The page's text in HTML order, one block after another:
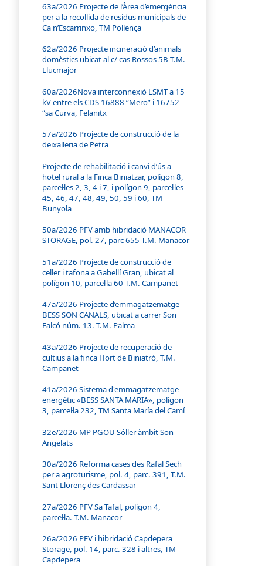
63a/2026 Projecte de l’Àrea d’emergència
per a la recollida de residus municipals de
Ca n’Escarrinxo, TM Pollença
62a/2026 Projecte incineració d’animals
domèstics ubicat al c/ cas Rossos 5B T.M.
Llucmajor
60a/2026Nova interconnexió LSMT a 15
kV entre els CDS 16888 “Mero” i 16752
“sa Curva, Felanitx
57a/2026 Projecte de construcció de la
deixalleria de Petra
Projecte de rehabilitació i canvi d’ús a
hotel rural a la Finca Biniatzar, polígon 8,
parcel·les 2, 3, 4 i 7, i polígon 9, parcel·les
45, 46, 47, 48, 49, 50, 59 i 60, TM
Bunyola
50a/2026 PFV amb hibridació MANACOR
STORAGE, pol. 27, parc 655 T.M. Manacor
51a/2026 Projecte de construcció de
celler i tafona a Gabellí Gran, ubicat al
polígon 10, parcel·la 60 T.M. Campanet
47a/2026 Projecte d’emmagatzematge
BESS SON CANALS, ubicat a carrer Son
Falcó núm. 13. T.M. Palma
43a/2026 Projecte de recuperació de
cultius a la finca Hort de Biniatró, T.M.
Campanet
41a/2026 Sistema d'emmagatzematge
energètic «BESS SANTA MARIA», polígon
3, parcel·la 232, TM Santa María del Camí
32e/2026 MP PGOU Sóller àmbit Son
Angelats
30a/2026 Reforma cases des Rafal Sech
per a agroturisme, pol. 4, parc. 391, T.M.
Sant Llorenç des Cardassar
27a/2026 PFV Sa Tafal, polígon 4,
parcel·la. T.M. Manacor
26a/2026 PFV i hibridació Capdepera
Storage, pol. 14, parc. 328 i altres, TM
Capdepera